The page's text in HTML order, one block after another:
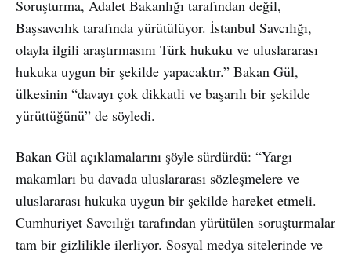
Soruşturma, Adalet Bakanlığı tarafından değil,
Başsavcılık tarafında yürütülüyor. İstanbul Savcılığı,
olayla ilgili araştırmasını Türk hukuku ve uluslararası
hukuka uygun bir şekilde yapacaktır.” Bakan Gül,
ülkesinin “davayı çok dikkatli ve başarılı bir şekilde
yürüttüğünü” de söyledi.
Bakan Gül açıklamalarını şöyle sürdürdü: “Yargı
makamları bu davada uluslararası sözleşmelere ve
uluslararası hukuka uygun bir şekilde hareket etmeli.
Cumhuriyet Savcılığı tarafından yürütülen soruşturmalar
tam bir gizlilikle ilerliyor. Sosyal medya sitelerinde ve